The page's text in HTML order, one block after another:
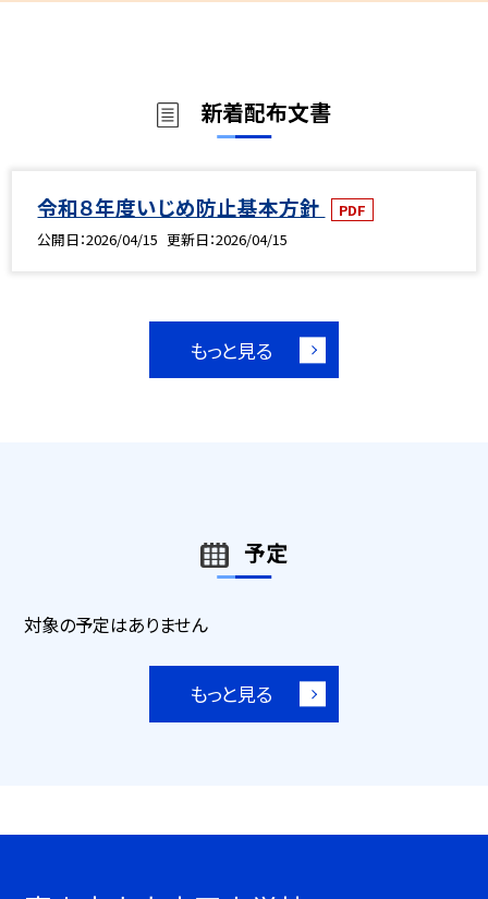
新着配布文書
令和８年度いじめ防止基本方針
PDF
公開日 2026/04/15 更新日 2026/04/15
もっと見る
予定
対象の予定はありません
もっと見る